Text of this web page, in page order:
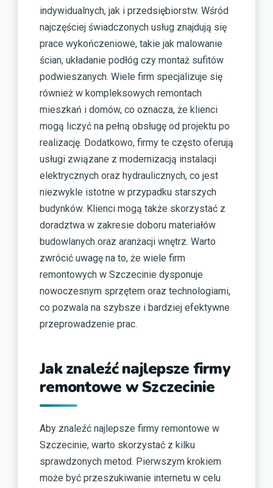
indywidualnych, jak i przedsiębiorstw. Wśród
najczęściej świadczonych usług znajdują się
prace wykończeniowe, takie jak malowanie
ścian, układanie podłóg czy montaż sufitów
podwieszanych. Wiele firm specjalizuje się
również w kompleksowych remontach
mieszkań i domów, co oznacza, że klienci
mogą liczyć na pełną obsługę od projektu po
realizację. Dodatkowo, firmy te często oferują
usługi związane z modernizacją instalacji
elektrycznych oraz hydraulicznych, co jest
niezwykle istotne w przypadku starszych
budynków. Klienci mogą także skorzystać z
doradztwa w zakresie doboru materiałów
budowlanych oraz aranżacji wnętrz. Warto
zwrócić uwagę na to, że wiele firm
remontowych w Szczecinie dysponuje
nowoczesnym sprzętem oraz technologiami,
co pozwala na szybsze i bardziej efektywne
przeprowadzenie prac.
Jak znaleźć najlepsze firmy
remontowe w Szczecinie
Aby znaleźć najlepsze firmy remontowe w
Szczecinie, warto skorzystać z kilku
sprawdzonych metod. Pierwszym krokiem
może być przeszukiwanie internetu w celu